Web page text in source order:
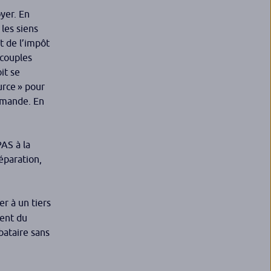
En
siens
de l’impôt
se
» pour
En
à la
à un tiers
du
sans